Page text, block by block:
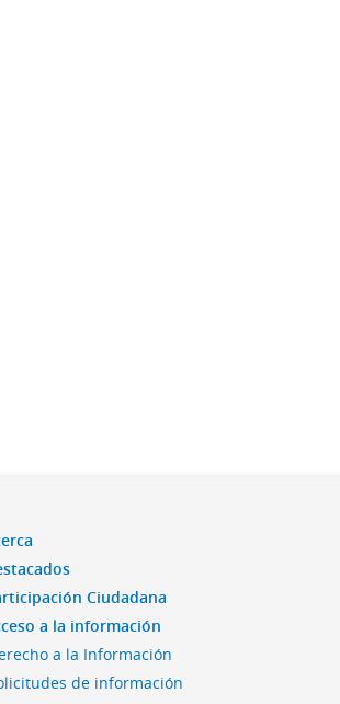
Ciudadana
a la información
a la Información
de información